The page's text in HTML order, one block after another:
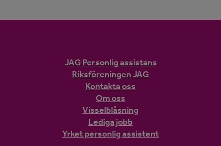
JAG Personlig assistans
Riksföreningen JAG
Kontakta oss
Om oss
Visselblåsning
Lediga jobb
Yrket personlig assistent